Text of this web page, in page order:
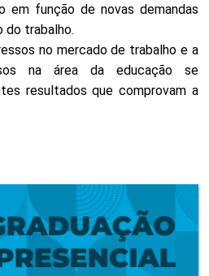
em função de novas demandas
do trabalho.
no mercado de trabalho e a
na área da educação se
resultados que comprovam a